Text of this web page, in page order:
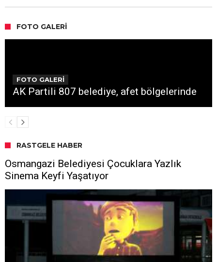
FOTO GALERI
FOTO GALERİ
AK Partili 807 belediye, afet bölgelerinde
RASTGELE HABER
Osmangazi Belediyesi Çocuklara Yazlık
Sinema Keyfi Yaşatıyor